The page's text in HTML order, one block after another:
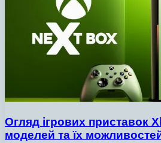
Огляд ігрових приставок
моделей та їх